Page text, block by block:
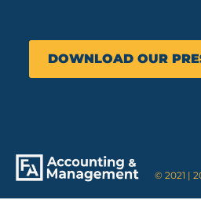
DOWNLOAD OUR
© 2021 |